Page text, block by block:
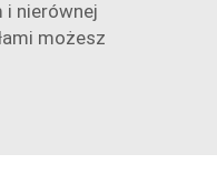
i nierównej
możesz